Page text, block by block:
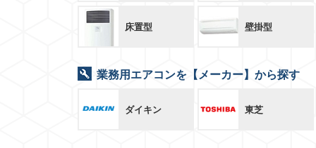
床置型 壁掛型
業務用エアコンを【メーカー】から探す
ダイキン 東芝